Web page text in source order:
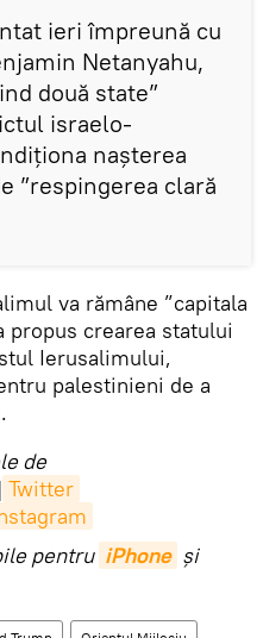
ieri împreună cu
Netanyahu,
două state”
israelo-
nașterea
”respingerea clară
va rămâne ”capitala
propus crearea statului
Ierusalimului,
palestinieni de a
de
| Twitter
pentru iPhone și